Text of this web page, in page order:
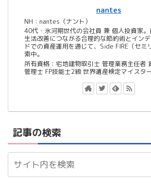
nantes
NH：nantes（ナント）
40代・氷河期世代の会社員 兼 個人投資家。
生活改善につながる合理的な節約術とイン
ドでの資産運用を通じて、Side FIRE（セミ
索中。
所有資格：宅地建物取引士 管理業務主任者
管理士 FP技能士2級 世界遺産検定マイスタ
記事の検索